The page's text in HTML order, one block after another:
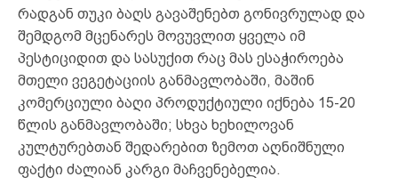
რადგან თუკი ბაღს გავაშენებთ გონივრულად და
შემდგომ მცენარეს მოვუვლით ყველა იმ
პესტიციდით და სასუქით რაც მას ესაჭიროება
მთელი ვეგეტაციის განმავლობაში, მაშინ
კომერციული ბაღი პროდუქტიული იქნება 15-20
წლის განმავლობაში; სხვა ხეხილოვან
კულტურებთან შედარებით ზემოთ აღნიშნული
ფაქტი ძალიან კარგი მაჩვენებელია.